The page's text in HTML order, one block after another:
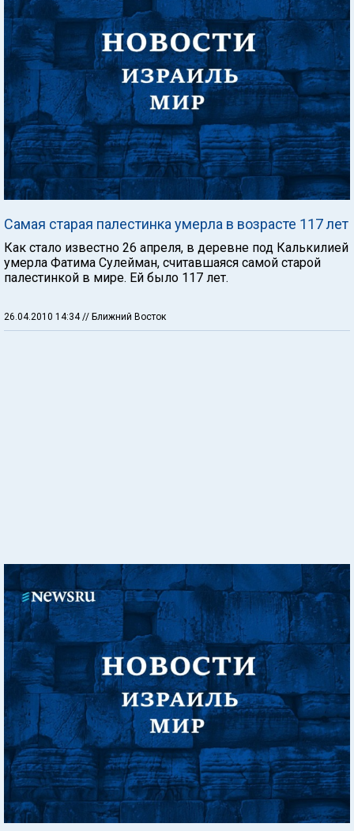
Самая старая палестинка умерла в возрасте 117 лет
Как стало известно 26 апреля, в деревне под Калькилией
умерла Фатима Сулейман, считавшаяся самой старой
палестинкой в мире. Ей было 117 лет.
26.04.2010 14:34 // Ближний Восток